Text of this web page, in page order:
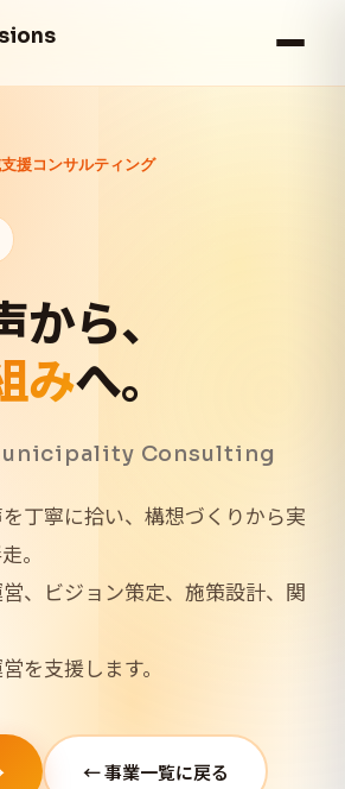
援コンサルティング
ら、
みへ。
Consulting
丁寧に拾い、構想づくりから実
。
、ビジョン策定、施策設計、関
を支援します。
← 事業一覧に戻る